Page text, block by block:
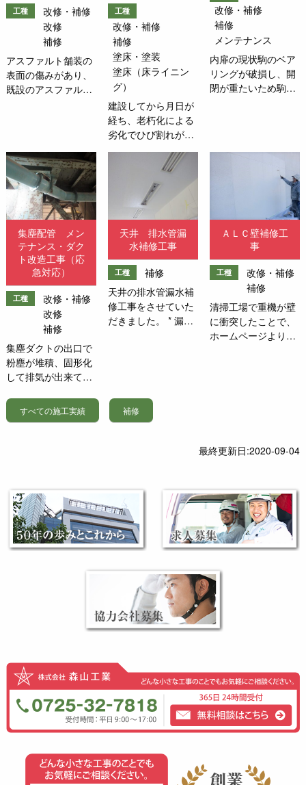
工種
改修・補修
改修
補修
アスファルト舗装の
表面の傷みがあり、
既設のアスファルト
約 5.5ｍ 通路長さ
約 24.7m 9/3・・・
アスファルトフィニ
ッシャー・バックホ
ー搬入9/4・・・既
設アスファルト舗装
撤去 路盤調
整 新設
アスファルト舗装
基層50ｍｍ 表層
50mm9/5・・・養生
9/6・・・アスファ
ルトフィニッシャ
ー・バックホー引上
げ
工種
改修・補修
補修
塗床・塗装
塗床（床ライニン
グ）
建設してから月日が
経ち、老朽化による
劣化でひび割れが目
立つようになってき
たという事でお問い
た。ひび割れから虫
が上がってくる可能
性、クラックによる
段差においてフォー
クリフト走行中に段
差で物を落とす、走
行した際に塗膜が剝
れ塗膜が製品に付く
などを塞ぐために塗
床工事をさせていた
うに養生し、その後
床面の研磨、クラッ
り場 ・・・ユ
ークリートＭＦステ
ーションエリ
ア・・・アートフロ
アＰＦスロープ
ートフロアＰＦ
改修・補修
補修
メンテナンス
内扉の現状駒のベア
リングが破損し、開
閉が重たいため駒を
集塵配管 メン
テナンス・ダク
ト改造工事（応
急対応）
工種
改修・補修
改修
補修
集塵ダクトの出口で
粉塵が堆積、固形化
して排気が出来てい
工場が稼働していな
い間にメンテナン
ら角ダクトになって
いて上向きに排気し
てそこに堆積物が溜
まるようになってい
たので上向きダクト
天井 排水管漏
水補修工事
工種
補修
天井の排水管漏水補
修工事をさせていた
だきました。 * 漏水
を行い天井ジプトー
ン張りのリメイク作
管の繋ぎ変えをしま
した。接着剤乾燥
後、水を流し漏水の
無いことを確認して
天井材の復旧を行い
井塗装工事をして作
業を完了しました。
ＡＬＣ壁補修工
事
工種
改修・補修
補修
清掃工場で重機が壁
に衝突したことで、
ホームページよりお
吹付をし、ＡＬＣ上
新材ＡＬＣパネル3
枚 *工程*2/2：既設
のALCパネル撤去
2/7：開口補強加工
取付、ＡＬＣパネル
ル、ボンタイル吹付
2/9：上塗り塗装
すべての施工実績 補修
最終更新日:2020-09-04